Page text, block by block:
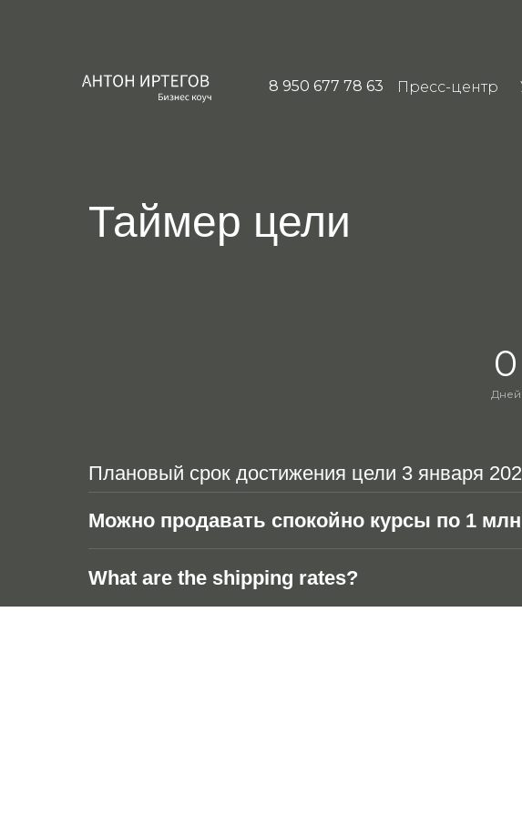
8 950 677 78 63 Пресс-центр
Таймер цели
0
Дней
Плановый срок достижения цели 3 января
Можно продавать спокойно курсы по 1
What are the shipping rates?